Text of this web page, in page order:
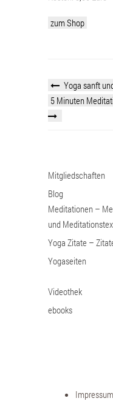
zum Shop
Yoga sanft
5 Minuten
Mitgliedschaften
Blog
Meditationen –
und
Yoga Zitate –
Yogaseiten
Videothek
ebooks
Impressum